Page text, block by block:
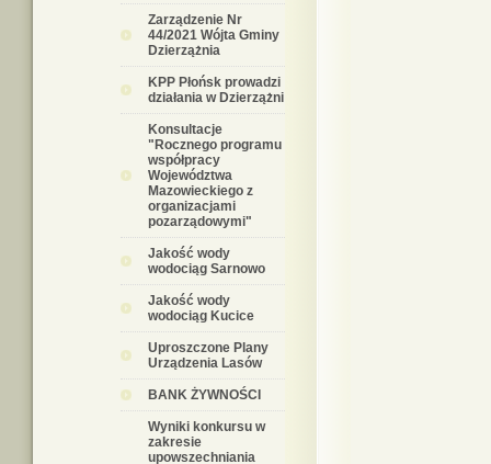
Zarządzenie Nr
44/2021 Wójta Gminy
Dzierzążnia
KPP Płońsk prowadzi
działania w Dzierzążni
Konsultacje
"Rocznego programu
współpracy
Województwa
Mazowieckiego z
organizacjami
pozarządowymi"
Jakość wody
wodociąg Sarnowo
Jakość wody
wodociąg Kucice
Uproszczone Plany
Urządzenia Lasów
BANK ŻYWNOŚCI
Wyniki konkursu w
zakresie
upowszechniania